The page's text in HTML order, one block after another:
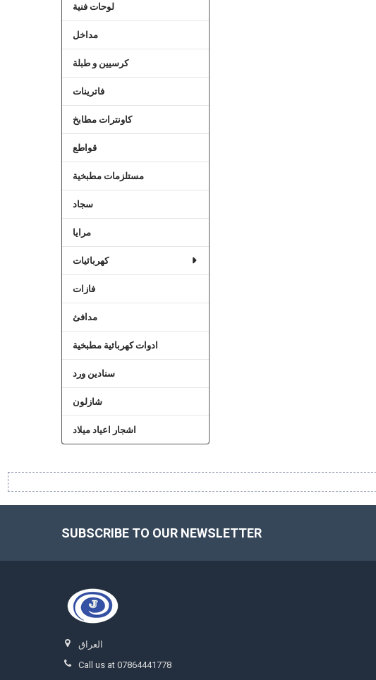
لوحات فنية
مداخل
كرسيين و طبلة
فاترينات
كاونترات مطابخ
قواطع
مستلزمات مطبخية
سجاد
مرايا
كهربائيات
فازات
مدافئ
ادوات كهربائية مطبخية
سنادين ورد
شازلون
اشجار اعياد ميلاد
SUBSCRIBE TO OUR NEWSLETTER
العراق
Call us at 07864441778